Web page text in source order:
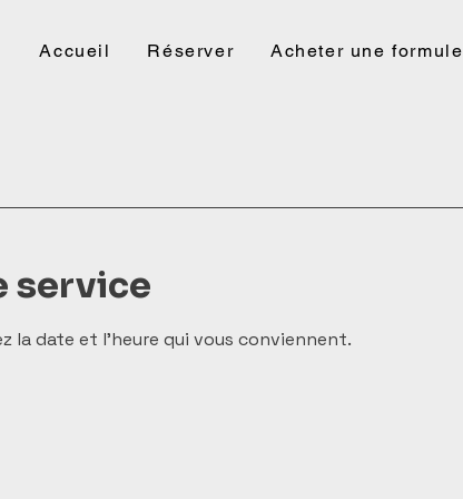
Accueil Réserver Acheter une formule
service
la date et l'heure qui vous conviennent.